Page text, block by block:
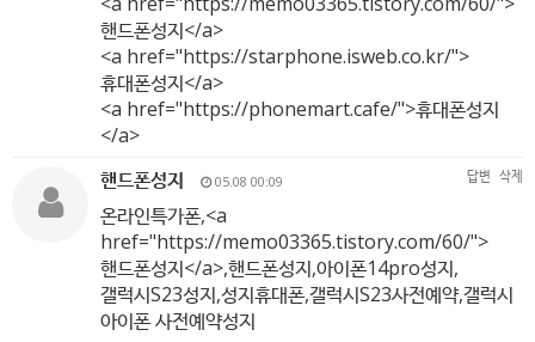
핸드폰성지</a>
<a href="https://starphone.isweb.co.kr/">
휴대폰성지</a>
<a href="https://phonemart.cafe/">휴대폰성지
</a>
핸드폰성지
05.08 00:09 답변 삭제
온라인특가폰,<a
href="https://memo03365.tistory.com/60/">
핸드폰성지</a>,핸드폰성지,아이폰14pro성지,
갤럭시S23성지,성지휴대폰,갤럭시S23사전예약,갤럭시
아이폰 사전예약성지